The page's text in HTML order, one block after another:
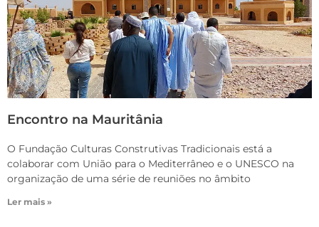
Encontro na Mauritânia
O Fundação Culturas Construtivas Tradicionais está a
colaborar com União para o Mediterrâneo e o UNESCO na
organização de uma série de reuniões no âmbito
Ler mais »